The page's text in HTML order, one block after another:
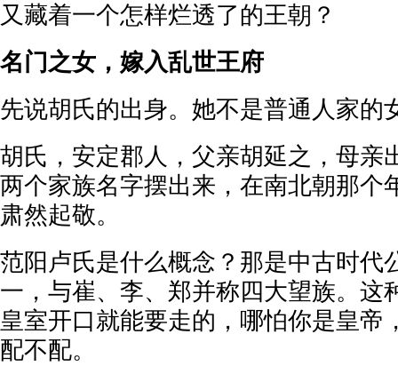
又藏着一个怎样烂透了的王朝？
名门之女，嫁入乱世王府
先说胡氏的出身。她不是普通人家的
胡氏，安定郡人，父亲胡延之，母亲
两个家族名字摆出来，在南北朝那个
肃然起敬。
范阳卢氏是什么概念？那是中古时代
一，与崔、李、郑并称四大望族。这
皇室开口就能要走的，哪怕你是皇帝
配不配。